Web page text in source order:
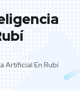
Artificial En Rubí